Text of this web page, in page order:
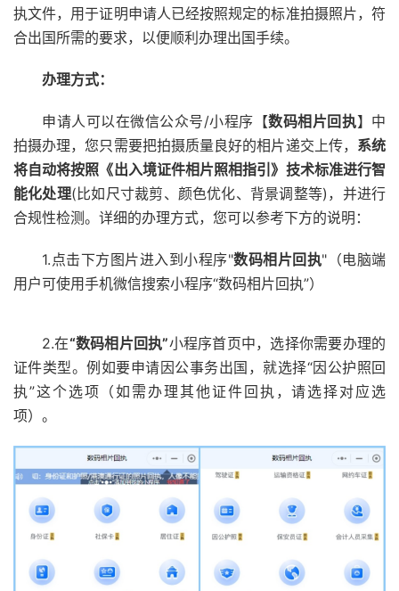
执文件，用于证明申请人已经按照规定的标准拍摄照片，符
合出国所需的要求，以便顺利办理出国手续。
办理方式：
申请人可以在微信公众号/小程序【数码相片回执】中
拍摄办理，您只需要把拍摄质量良好的相片递交上传， 系统
将自动将按照《出入境证件相片照相指引》技术标准进行智
能化处理(比如尺寸裁剪、颜色优化、背景调整等)，并进行
合规性检测。详细的办理方式，您可以参考下方的说明：
1.点击下方图片进入到小程序"数码相片回执"（电脑端
用户可使用手机微信搜索小程序“数码相片回执”）
2.在“数码相片回执”小程序首页中，选择你需要办理的
证件类型。例如要申请因公事务出国，就选择“因公护照回
执”这个选项（如需办理其他证件回执，请选择对应选
项）。